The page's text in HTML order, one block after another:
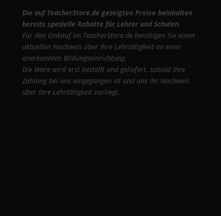
Die auf TeacherStore.de gezeigten Preise beinhalten
bereits spezielle Rabatte für Lehrer und Schulen.
Für den Einkauf im TeacherStore.de benötigen Sie einen
aktuellen Nachweis über Ihre Lehrtätigkeit an einer
anerkannten Bildungseinrichtung.
Die Ware wird erst bestellt und geliefert, sobald Ihre
Zahlung bei uns eingegangen ist und uns Ihr Nachweis
über Ihre Lehrtätigkeit vorliegt.